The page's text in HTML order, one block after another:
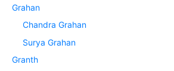
Grahan
Chandra Grahan
Surya Grahan
Granth